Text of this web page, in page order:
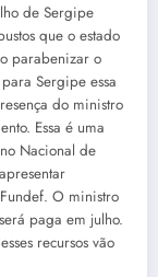
de Sergipe
que o estado
parabenizar o
Sergipe essa
do ministro
Essa é uma
Nacional de
O ministro
paga em julho.
recursos vão